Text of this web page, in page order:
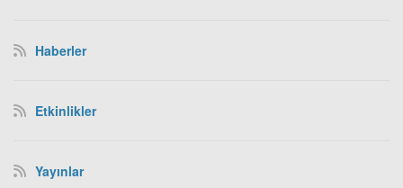
Haberler
Etkinlikler
Yayınlar